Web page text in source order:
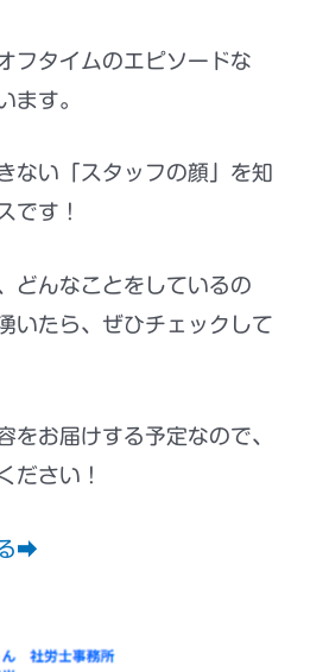
フタイムのエピソードな
ます。
ない「スタッフの顔」を知
です！
どんなことをしているの
いたら、ぜひチェックして
をお届けする予定なので、
ださい！
➡